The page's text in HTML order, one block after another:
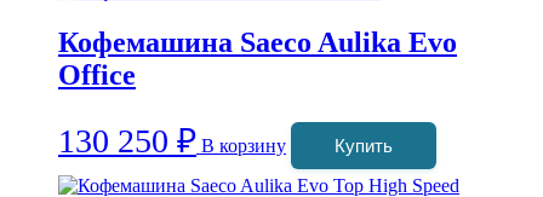
Кофемашина Saeco Aulika Evo
Office
130 250 ₽ В корзину Купить